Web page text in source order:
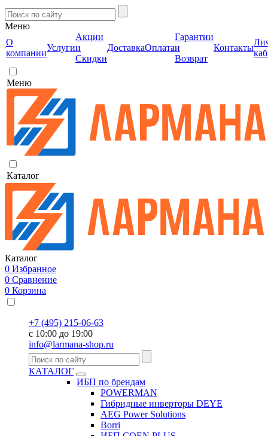
Меню
О
компании
Услуги
Акции
и
Скидки
ДоставкаОплата
Гарантии
и
Возврат
Контакты
Меню
Каталог
Каталог
0 Избранное
0 Сравнение
0 Корзина
+7 (495) 215-06-63
с 10:00 до 19:00
info@larmana-shop.ru
КАТАЛОГ
ИБП по брендам
POWERMAN
Гибридные инверторы DEYE
AEG Power Solutions
Borri